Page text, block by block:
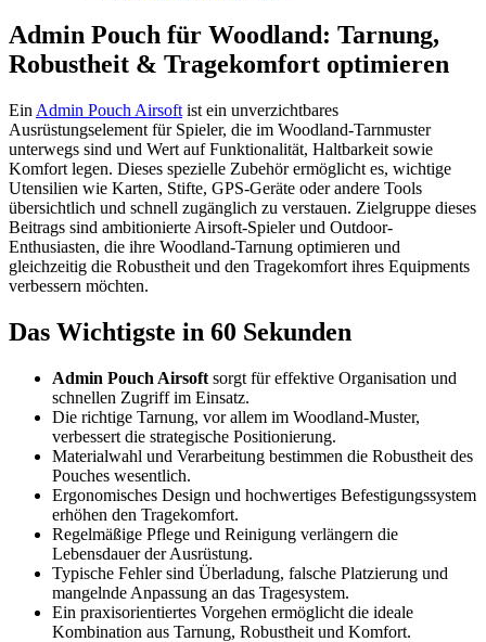
Admin Pouch für Woodland: Tarnung,
Robustheit & Tragekomfort optimieren
Ein Admin Pouch Airsoft ist ein unverzichtbares
Ausrüstungselement für Spieler, die im Woodland-Tarnmuster
unterwegs sind und Wert auf Funktionalität, Haltbarkeit sowie
Komfort legen. Dieses spezielle Zubehör ermöglicht es, wichtige
Utensilien wie Karten, Stifte, GPS-Geräte oder andere Tools
übersichtlich und schnell zugänglich zu verstauen. Zielgruppe dieses
Beitrags sind ambitionierte Airsoft-Spieler und Outdoor-
Enthusiasten, die ihre Woodland-Tarnung optimieren und
gleichzeitig die Robustheit und den Tragekomfort ihres Equipments
verbessern möchten.
Das Wichtigste in 60 Sekunden
Admin Pouch Airsoft sorgt für effektive Organisation und
schnellen Zugriff im Einsatz.
Die richtige Tarnung, vor allem im Woodland-Muster,
verbessert die strategische Positionierung.
Materialwahl und Verarbeitung bestimmen die Robustheit des
Pouches wesentlich.
Ergonomisches Design und hochwertiges Befestigungssystem
erhöhen den Tragekomfort.
Regelmäßige Pflege und Reinigung verlängern die
Lebensdauer der Ausrüstung.
Typische Fehler sind Überladung, falsche Platzierung und
mangelnde Anpassung an das Tragesystem.
Ein praxisorientiertes Vorgehen ermöglicht die ideale
Kombination aus Tarnung, Robustheit und Komfort.